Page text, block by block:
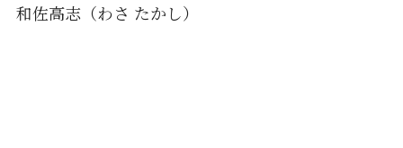
和佐高志（わさ たかし）